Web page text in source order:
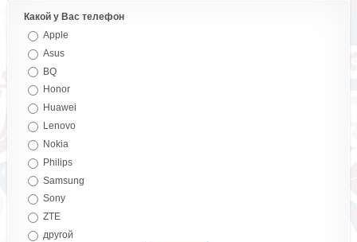
Какой у Вас телефон
Apple
Asus
BQ
Honor
Huawei
Lenovo
Nokia
Philips
Samsung
Sony
ZTE
другой